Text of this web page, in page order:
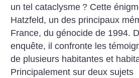
un tel cataclysme ? Cette
Hatzfeld, un des principaux
France, du génocide de 1994.
enquête, il confronte les
de plusieurs habitantes et
Principalement sur deux sujets